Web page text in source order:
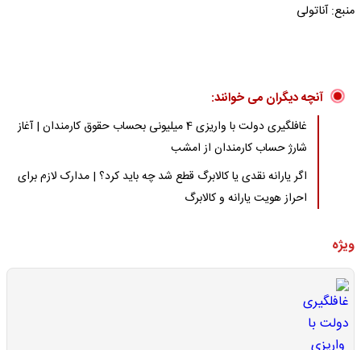
منبع: آناتولی
آنچه دیگران می خوانند:
غافلگیری دولت با واریزی 4 میلیونی بحساب حقوق کارمندان | آغاز
شارژ حساب کارمندان از امشب
اگر یارانه نقدی یا کالابرگ قطع شد چه باید کرد؟ | مدارک لازم برای
احراز هویت یارانه و کالابرگ
ویژه